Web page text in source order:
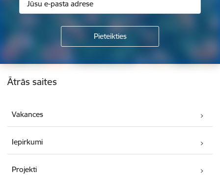
Kājene
Ātrās saites
Vakances
Iepirkumi
Projekti